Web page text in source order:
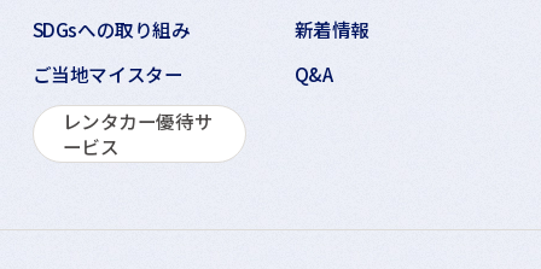
SDGsへの取り組み
新着情報
ご当地マイスター
Q&A
レンタカー優待サ
ービス